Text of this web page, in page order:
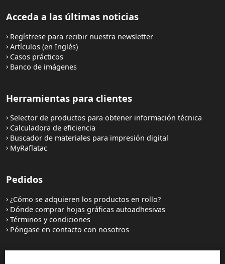
rendimiento de impresión, incluida la adhesión
son más resistentes al agua. (La nueva
generación de tintas basadas en tintes ofrece
una mayor resistencia al agua).
Las tintas basadas en tintes se pueden utilizar
en aplicaciones a corto plazo para producir
para las etiquetas autoadhesivas que deben
cumplir las especificaciones BS5609, las
aplicaciones resistentes a la decoloración y otras
aplicaciones duraderas.
Acceda a las últimas noticias
Regístrese para recibir nuestra newsletter
Artículos (en Inglés)
Casos prácticos
Banco de imágenes
Herramientas para clientes
Selector de productos para obtener información técnica
Calculadora de eficiencia
Buscador de materiales para impresión digital
MyRaflatac
Pedidos
¿Cómo se adquieren los productos en rollo?
Dónde comprar hojas gráficas autoadhesivas
Términos y condiciones
Póngase en contacto con nosotros